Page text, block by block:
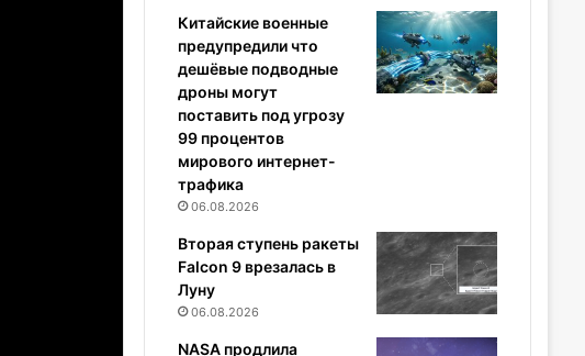
Китайские военные
предупредили что
дешёвые подводные
дроны могут
поставить под угрозу
99 процентов
мирового интернет-
трафика
06.08.2026
Вторая ступень ракеты
Falcon 9 врезалась в
Луну
06.08.2026
NASA продлила